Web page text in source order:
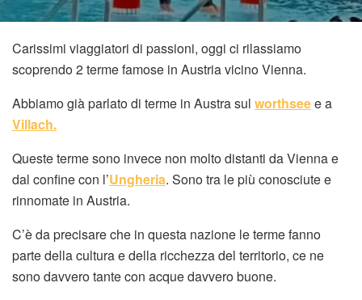
Carissimi viaggiatori di passioni, oggi ci rilassiamo
scoprendo 2 terme famose in Austria vicino Vienna.
Abbiamo già parlato di terme in Austra sul worthseee a
Villach.
Queste terme sono invece non molto distanti da Vienna e
dal confine con l’Ungheria. Sono tra le più conosciute e
rinnomate in Austria.
C’è da precisare che in questa nazione le terme fanno
parte della cultura e della ricchezza del territorio, ce ne
sono davvero tante con acque davvero buone.